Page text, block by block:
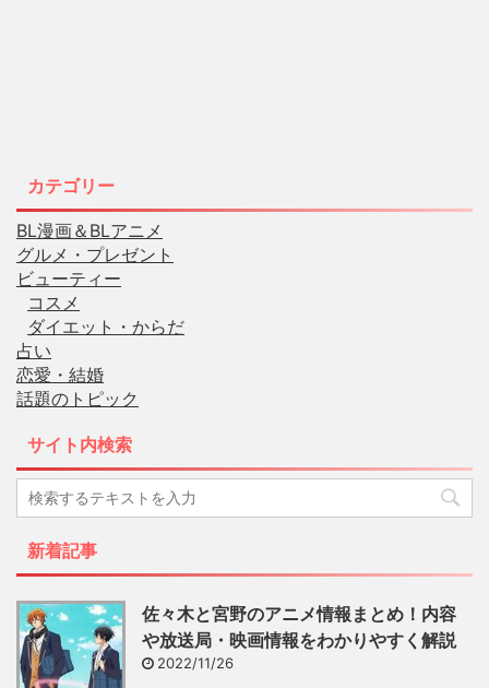
カテゴリー
BL漫画＆BLアニメ
グルメ・プレゼント
ビューティー
コスメ
ダイエット・からだ
占い
恋愛・結婚
話題のトピック
サイト内検索
新着記事
佐々木と宮野のアニメ情報まとめ！内容
や放送局・映画情報をわかりやすく解説
2022/11/26